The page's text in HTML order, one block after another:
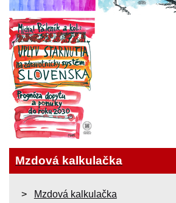
Mzdová kalkulačka
Mzdová kalkulačka